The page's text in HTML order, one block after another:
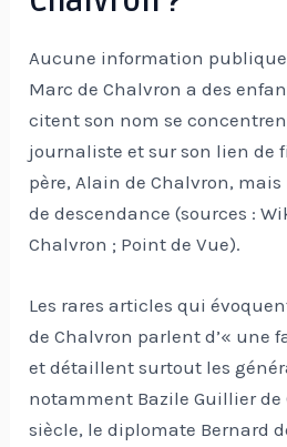
Aucune information
Marc de Chalvron a des
citent son nom se
journaliste et sur son lien de
père, Alain de Chalvron,
de descendance (sources :
Chalvron ; Point de Vue).
Les rares articles qui
de Chalvron parlent d’« une
et détaillent surtout les
notamment Bazile Guillier de
siècle, le diplomate Bernard